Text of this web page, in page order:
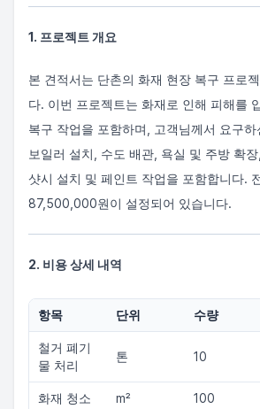
1. 프로젝트 개요
본 견적서는 단촌의 화재 현장 복구 프로
다. 이번 프로젝트는 화재로 인해 피해를
복구 작업을 포함하며, 고객님께서 요구
보일러 설치, 수도 배관, 욕실 및 주방 확
샷시 설치 및 페인트 작업을 포함합니다.
87,500,000원이 설정되어 있습니다.
2. 비용 상세 내역
항목 단위 수량
철거 폐기
물 처리
톤 10
화재 청소 m² 100